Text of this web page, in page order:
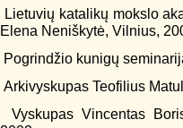
Lietuvių katalikų mokslo
Elena Neniškytė, Vilnius,
Pogrindžio kunigų
Arkivyskupas Teofilius
Vyskupas Vincentas